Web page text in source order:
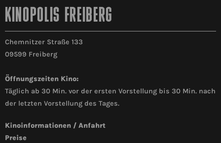
KINOPOLIS FREIBERG
Chemnitzer Straße 133
09599 Freiberg
Öffnungszeiten Kino:
Täglich ab 30 Min. vor der ersten Vorstellung bis 30 Min. nach
der letzten Vorstellung des Tages.
Kinoinformationen / Anfahrt
Preise